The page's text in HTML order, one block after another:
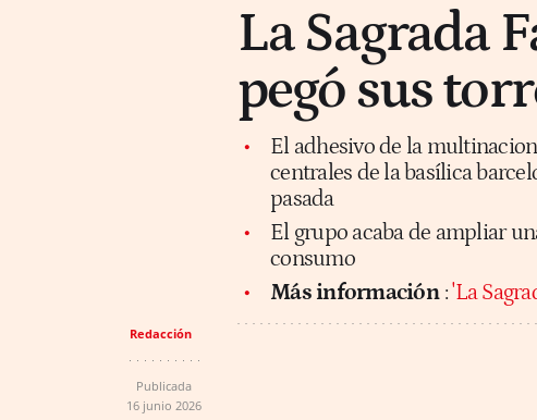
La Sagrada
pegó sus
El adhesivo de la
centrales de la basílica
pasada
El grupo acaba de ampliar
consumo
Más información :'La
Redacción
Publicada
16 junio 2026